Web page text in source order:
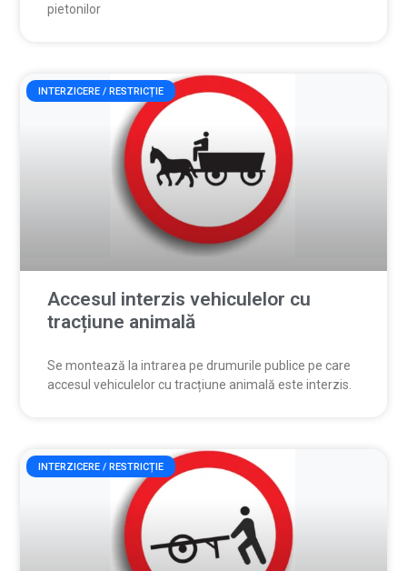
pietonilor
INTERZICERE / RESTRICȚIE
Accesul interzis vehiculelor cu
tracțiune animală
Se montează la intrarea pe drumurile publice pe care
accesul vehiculelor cu tracțiune animală este interzis.
INTERZICERE / RESTRICȚIE